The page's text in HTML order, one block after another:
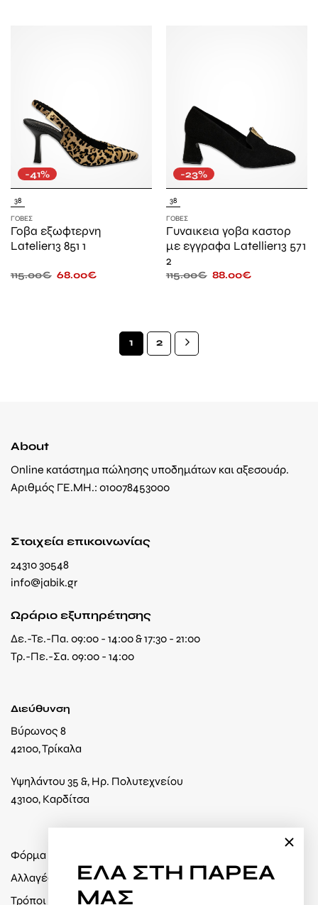
-41%
38
ΓΌΒΕΣ
Γοβα εξωφτερνη
Latelier13 851 1
115.00€ 68.00€
-23%
38
ΓΌΒΕΣ
Γυναικεια γοβα καστορ
με εγγραφα Latellier13 571
2
115.00€ 88.00€
1 2
About
Online κατάστημα πώλησης υποδημάτων και αξεσουάρ.
Αριθμός ΓΕ.ΜΗ.: 010078453000
Στοιχεία επικοινωνίας
24310 30548
info@jabik.gr
Ωράριο εξυπηρέτησης
Δε.-Τε.-Πα. 09:00 - 14:00 & 17:30 - 21:00
Τρ.-Πε.-Σα. 09:00 - 14:00
Διεύθυνση
Βύρωνος 8
42100, Τρίκαλα
Υψηλάντου 35 &, Ηρ. Πολυτεχνείου
43100, Καρδίτσα
Φόρμα υπαναχώρησης
Αλλαγές / Επιστροφές
Τρόποι πληρωμής
ΕΛΑ ΣΤΗ ΠΑΡΕΑ
ΜΑΣ